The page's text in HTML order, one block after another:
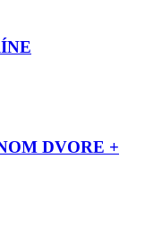
DVORE +